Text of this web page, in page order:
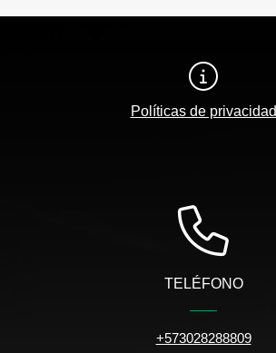
Políticas de privacidad
TELÉFONO
+573028288809